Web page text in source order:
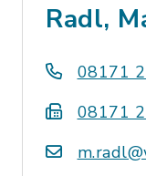
Radl,
08171
08171